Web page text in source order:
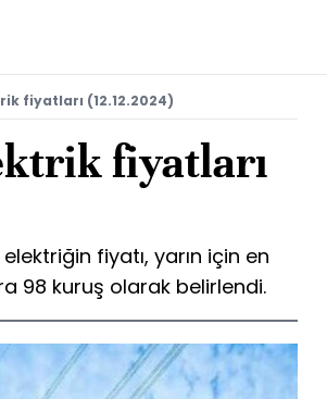
fiyatları (12.12.2024)
fiyatları
fiyatı, yarın için en
98 kuruş olarak belirlendi.